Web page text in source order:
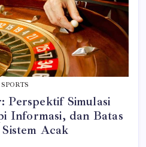
SPORTS
Perspektif Simulasi
Informasi, dan Batas
Acak